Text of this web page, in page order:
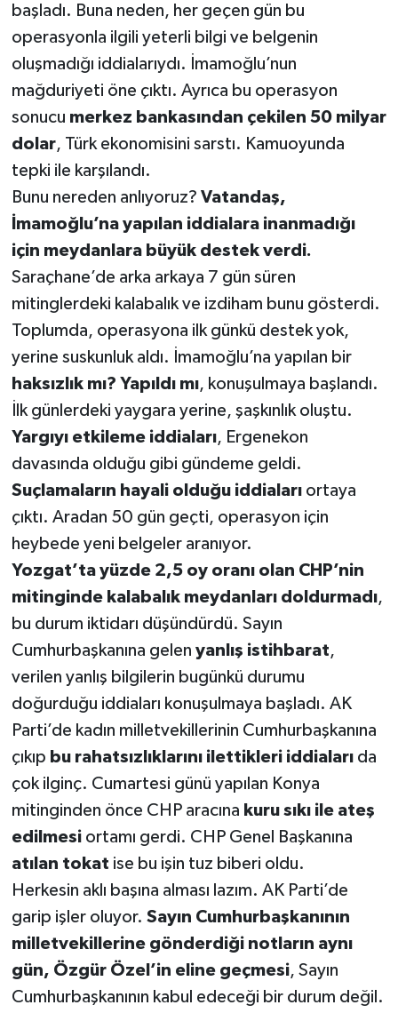
başladı. Buna neden, her geçen gün bu
operasyonla ilgili yeterli bilgi ve belgenin
oluşmadığı iddialarıydı. İmamoğlu’nun
mağduriyeti öne çıktı. Ayrıca bu operasyon
sonucu merkez bankasından çekilen 50 milyar
dolar, Türk ekonomisini sarstı. Kamuoyunda
tepki ile karşılandı.
Bunu nereden anlıyoruz? Vatandaş,
İmamoğlu’na yapılan iddialara inanmadığı
için meydanlara büyük destek verdi.
Saraçhane’de arka arkaya 7 gün süren
mitinglerdeki kalabalık ve izdiham bunu gösterdi.
Toplumda, operasyona ilk günkü destek yok,
yerine suskunluk aldı. İmamoğlu’na yapılan bir
haksızlık mı? Yapıldı mı, konuşulmaya başlandı.
İlk günlerdeki yaygara yerine, şaşkınlık oluştu.
Yargıyı etkileme iddiaları, Ergenekon
davasında olduğu gibi gündeme geldi.
Suçlamaların hayali olduğu iddialarıortaya
çıktı. Aradan 50 gün geçti, operasyon için
heybede yeni belgeler aranıyor.
Yozgat’ta yüzde 2,5 oy oranı olan CHP’nin
mitinginde kalabalık meydanları doldurmadı,
bu durum iktidarı düşündürdü. Sayın
Cumhurbaşkanına gelen yanlış istihbarat,
verilen yanlış bilgilerin bugünkü durumu
doğurduğu iddiaları konuşulmaya başladı. AK
Parti’de kadın milletvekillerinin Cumhurbaşkanına
çıkıp bu rahatsızlıklarını ilettikleri iddialarıda
çok ilginç. Cumartesi günü yapılan Konya
mitinginden önce CHP aracına kuru sıkı ile ateş
edilmesiortamı gerdi. CHP Genel Başkanına
atılan tokat ise bu işin tuz biberi oldu.
Herkesin aklı başına alması lazım. AK Parti’de
garip işler oluyor. Sayın Cumhurbaşkanının
milletvekillerine gönderdiği notların aynı
gün, Özgür Özel’in eline geçmesi, Sayın
Cumhurbaşkanının kabul edeceği bir durum değil.